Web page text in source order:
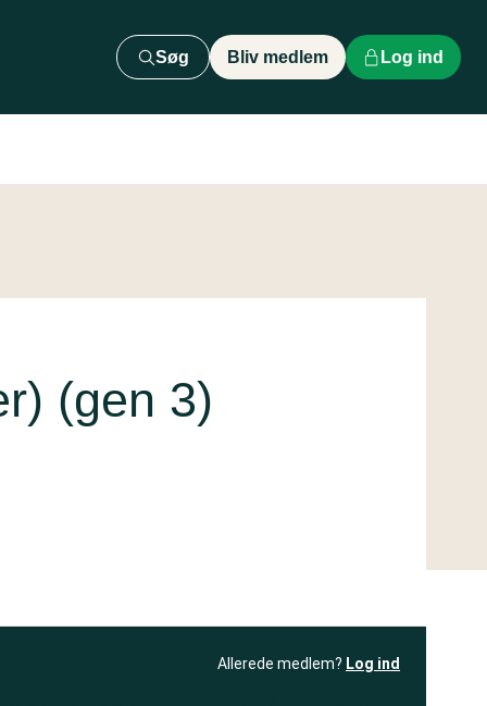
Søg Bliv medlem Log ind
(gen 3)
Allerede medlem? Log ind